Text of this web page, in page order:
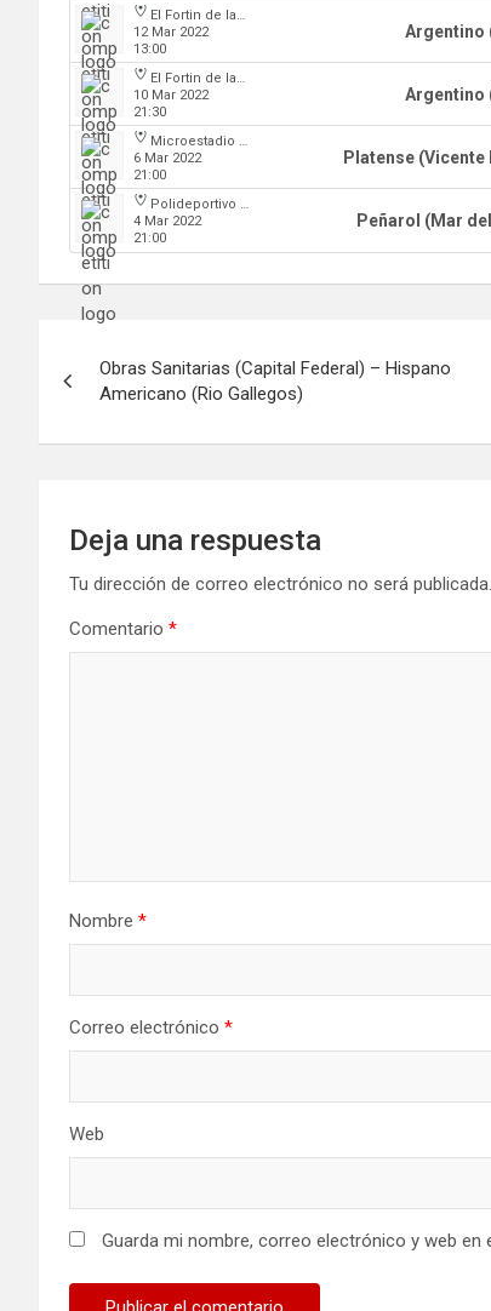
El Fortin de las Morochas
12 Mar 2022
13:00
Argentino
El Fortin de las Morochas
10 Mar 2022
21:30
Argentino
Microestadio Ciudad de Vicente Lopez
6 Mar 2022
21:00
Platense (Vicente
Polideportivo Islas Malvinas
4 Mar 2022
21:00
Peñarol (Mar
de
entradas
Obras Sanitarias (Capital Federal) – Hispano
Americano (Rio Gallegos)
Deja una respuesta
Tu dirección de correo electrónico no será publicada.
Comentario *
Nombre *
Correo electrónico *
Web
Guarda mi nombre, correo electrónico y web